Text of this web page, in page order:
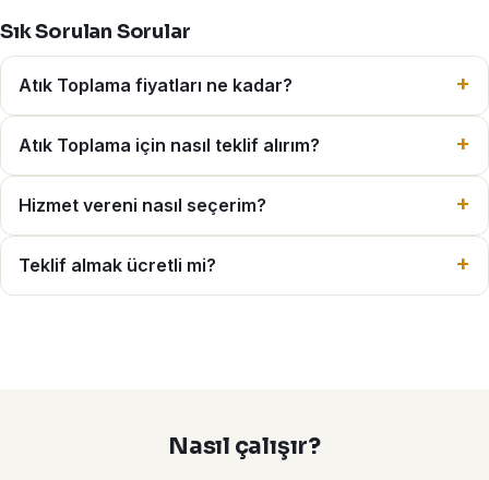
Sık Sorulan Sorular
Atık Toplama fiyatları ne kadar?
Atık Toplama için nasıl teklif alırım?
Hizmet vereni nasıl seçerim?
Teklif almak ücretli mi?
Nasıl çalışır?